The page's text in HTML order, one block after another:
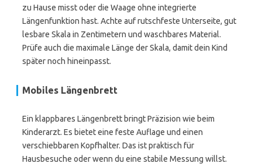
zu Hause misst oder die Waage ohne integrierte
Längenfunktion hast. Achte auf rutschfeste Unterseite, gut
lesbare Skala in Zentimetern und waschbares Material.
Prüfe auch die maximale Länge der Skala, damit dein Kind
später noch hineinpasst.
Mobiles Längenbrett
Ein klappbares Längenbrett bringt Präzision wie beim
Kinderarzt. Es bietet eine feste Auflage und einen
verschiebbaren Kopfhalter. Das ist praktisch für
Hausbesuche oder wenn du eine stabile Messung willst.